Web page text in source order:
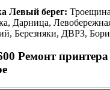
Левый берег:
Дарница,
Березняки, ДВРЗ,
Ремонт